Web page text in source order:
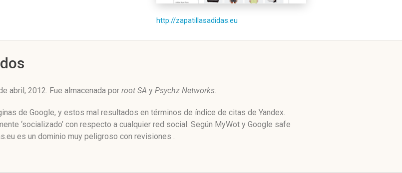
http://zapatillasadidas.eu
abril, 2012. Fue almacenada por root SA y Psychz Networks.
de Google, y estos mal resultados en términos de índice de citas de Yandex.
‘socializado’ con respecto a cualquier red social. Según MyWot y Google safe
es un dominio muy peligroso con revisiones .